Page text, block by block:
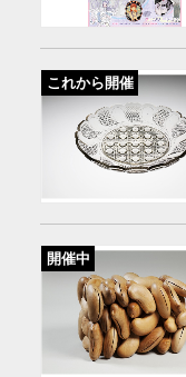
これから開催
開催中